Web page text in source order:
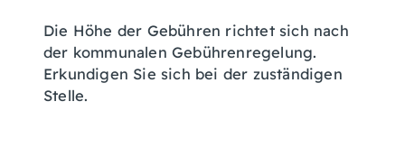
Die Höhe der Gebühren richtet sich nach
der kommunalen Gebührenregelung.
Erkundigen Sie sich bei der zuständigen
Stelle.